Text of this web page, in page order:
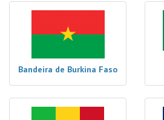
Bandeira de Burkina Faso